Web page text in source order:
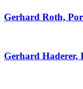
Gerhard Roth,
Gerhard Haderer,